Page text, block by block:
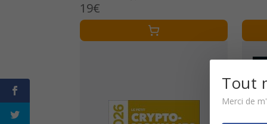
Revenu Passif I Livre pour Débutant
19€
Tout
Merci de